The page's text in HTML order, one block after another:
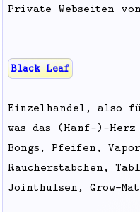
Private Webseiten
Black Leaf
Einzelhandel, also
was das (Hanf-)-Herz
Bongs, Pfeifen,
Räucherstäbchen,
Jointhülsen, Grow-